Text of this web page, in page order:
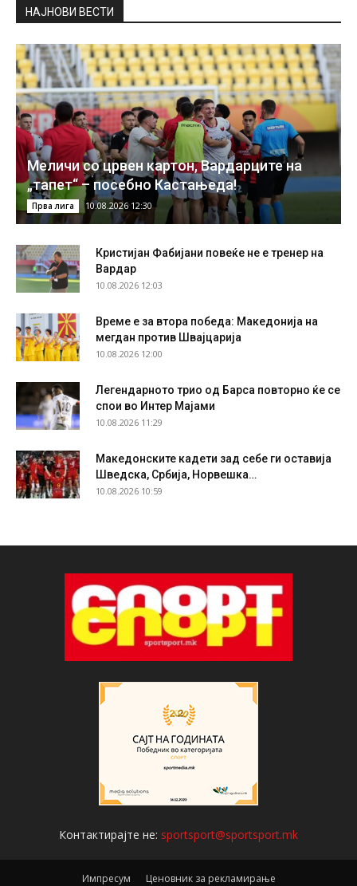
НAЈНОВИ ВЕСТИ
Меличи со црвен картон, Вардарците на
„тапет“ – посебно Кастањеда!
Прва лига 10.08.2026 12:30
Кристијан Фабијани повеќе не е тренер на
Вардар
10.08.2026 12:03
Време е за втора победа: Македонија на
мегдан против Швајцарија
10.08.2026 12:00
Легендарното трио од Барса повторно ќе се
спои во Интер Мајами
10.08.2026 11:29
Македонските кадети зад себе ги оставија
Шведска, Србија, Норвешка…
10.08.2026 10:59
Контактирајте не: sportsport@sportsport.mk
Импресум Ценовник за рекламирање